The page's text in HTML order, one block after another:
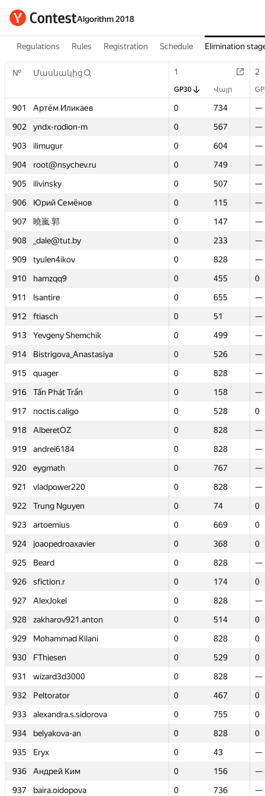
Algorithm 2018
Regulations Rules Registration Schedule Elimination
№ Մասնակից 1 2
GP30 Վայր
901 Артём Иликаев 0 734
—
902
yndx-rodion-m 0 567
—
903
ilimugur 0 604
—
904
root@nsychev.ru 0 749
—
905
ilivinsky 0 507
—
906
Юрий Семёнов 0 115
—
907
曉嵐 郭 0 147
—
908
_dale@tut.by 0 233
—
909
tyulen4ikov 0 828
—
910
hamzqq9 0 455
0
911
lsantire 0 655
—
912
ftiasch 0 51
—
913
Yevgeny Shemchik 0 499
—
914
Bistrigova_Anastasiya 0 526
—
915
quager 0 828
—
916
Tấn Phát Trần 0 158
—
917
noctis.caligo 0 528
0
918
AlberetOZ 0 828
—
919
andrei6184 0 828
—
920
eygmath 0 767
—
921
vladpower220 0 828
—
922
Trung Nguyen 0 74
0
923
artoemius 0 669
0
924
joaopedroaxavier 0 368
0
925
Beard 0 828
—
926
sfiction.r 0 174
0
927
AlexJokel 0 828
—
928
zakharov921.anton 0 514
0
929
Mohammad Kilani 0 828
0
930
FThiesen 0 529
0
931
wizard3d3000 0 828
—
932
Peltorator 0 467
0
933
alexandra.s.sidorova 0 755
0
934
belyakova-an 0 828
0
935
Eryx 0 43
—
936
Андрей Ким 0 156
—
937
baira.oidopova 0 736
—
№ Մասնակից 1 2
GP30 Վայր
901 Артём Иликаев 0 734
—
902
yndx-rodion-m 0 567
—
903
ilimugur 0 604
—
904
root@nsychev.ru 0 749
—
905
ilivinsky 0 507
—
906
Юрий Семёнов 0 115
—
907
曉嵐 郭 0 147
—
908
_dale@tut.by 0 233
—
909
tyulen4ikov 0 828
—
910
hamzqq9 0 455
0
911
lsantire 0 655
—
912
ftiasch 0 51
—
913
Yevgeny Shemchik 0 499
—
914
Bistrigova_Anastasiya 0 526
—
915
quager 0 828
—
916
Tấn Phát Trần 0 158
—
917
noctis.caligo 0 528
0
918
AlberetOZ 0 828
—
919
andrei6184 0 828
—
920
eygmath 0 767
—
921
vladpower220 0 828
—
922
Trung Nguyen 0 74
0
923
artoemius 0 669
0
924
joaopedroaxavier 0 368
0
925
Beard 0 828
—
926
sfiction.r 0 174
0
927
AlexJokel 0 828
—
928
zakharov921.anton 0 514
0
929
Mohammad Kilani 0 828
0
930
FThiesen 0 529
0
931
wizard3d3000 0 828
—
932
Peltorator 0 467
0
933
alexandra.s.sidorova 0 755
0
934
belyakova-an 0 828
0
935
Eryx 0 43
—
936
Андрей Ким 0 156
—
937
baira.oidopova 0 736
—